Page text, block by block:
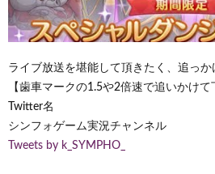
ライブ放送を堪能して頂きたく、追っか
【歯車マークの1.5や2倍速で追いかけて
Twitter名
シンフォゲーム実況チャンネル
Tweets by k_SYMPHO_